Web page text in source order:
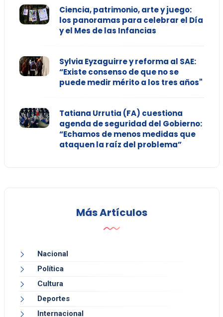
Ciencia, patrimonio, arte y juego:
los panoramas para celebrar el Día
y el Mes de las Infancias
Sylvia Eyzaguirre y reforma al SAE:
“Existe consenso de que no se
puede medir mérito a los tres años"
Tatiana Urrutia (FA) cuestiona
agenda de seguridad del Gobierno:
“Echamos de menos medidas que
ataquen la raíz del problema”
Más Artículos
Nacional
Política
Cultura
Deportes
Internacional